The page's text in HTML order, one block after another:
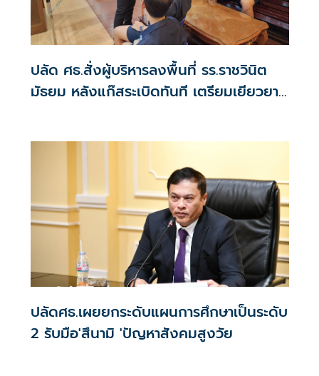
ปลัด ศธ.สั่งผู้บริหารลงพื้นที่ รร.ราชวินิต
มัธยม หลังแก๊สระเบิดทันที เตรียมเยียวยา
ปลัดศธ.เผยยกระดับแผนการศึกษาเป็นระดับ
2 รับมือ'สึนามิ 'ปัญหาสังคมสูงวัย